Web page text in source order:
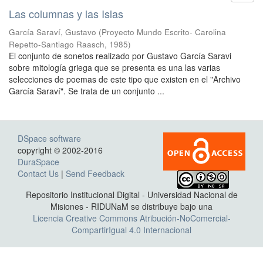
Las columnas y las Islas
García Saraví, Gustavo (Proyecto Mundo Escrito- Carolina
Repetto-Santiago Raasch, 1985)
El conjunto de sonetos realizado por Gustavo García Saravi
sobre mitología griega que se presenta es una las varias
selecciones de poemas de este tipo que existen en el "Archivo
García Saraví". Se trata de un conjunto ...
DSpace software
copyright © 2002-2016
DuraSpace
Contact Us | Send Feedback
Repositorio Institucional Digital - Universidad Nacional de
Misiones - RIDUNaM se distribuye bajo una
Licencia Creative Commons Atribución-NoComercial-
CompartirIgual 4.0 Internacional